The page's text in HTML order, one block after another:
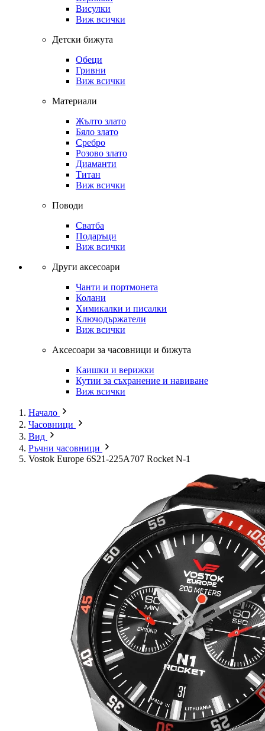
Висулки
Виж всички
Детски бижута
Обеци
Гривни
Виж всички
Материали
Жълто злато
Бяло злато
Сребро
Розово злато
Диаманти
Титан
Виж всички
Поводи
Сватба
Подаръци
Виж всички
Други аксесоари
Чанти и портмонета
Колани
Химикалки и писалки
Ключодържатели
Виж всички
Аксесоари за часовници и бижута
Каишки и верижки
Кутии за съхранение и навиване
Виж всички
Начало
Часовници
Вид
Ръчни часовници
Vostok Europe 6S21-225A707 Rocket N-1